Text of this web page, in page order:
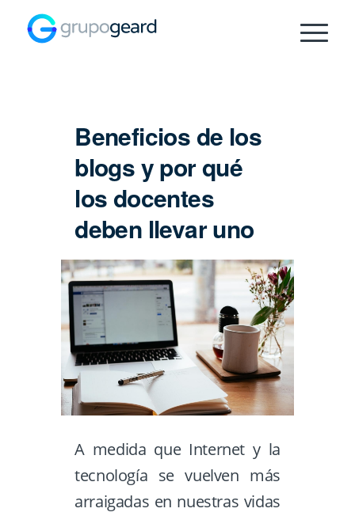
Beneficios de los
blogs y por qué
los docentes
deben llevar uno
A medida que Internet y la
tecnología se vuelven más
arraigadas en nuestras vidas